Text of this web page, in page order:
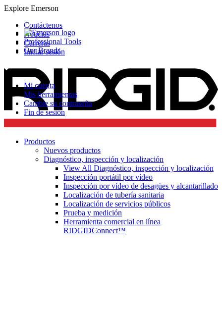
Explore Emerson
Professional Tools
Our Brands
Contáctenos
Noticias
Carreras
Iniciar sesión
Mi cuenta
Mis herramientas
Cambie su contraseña
Fin de sesión
Productos
Nuevos productos
Diagnóstico, inspección y localización
View All Diagnóstico, inspección y localización
Inspección portátil por vídeo
Inspección por vídeo de desagües y alcantarillado
Localización de tubería sanitaria
Localización de servicios públicos
Prueba y medición
Herramienta comercial en línea
RIDGIDConnect™